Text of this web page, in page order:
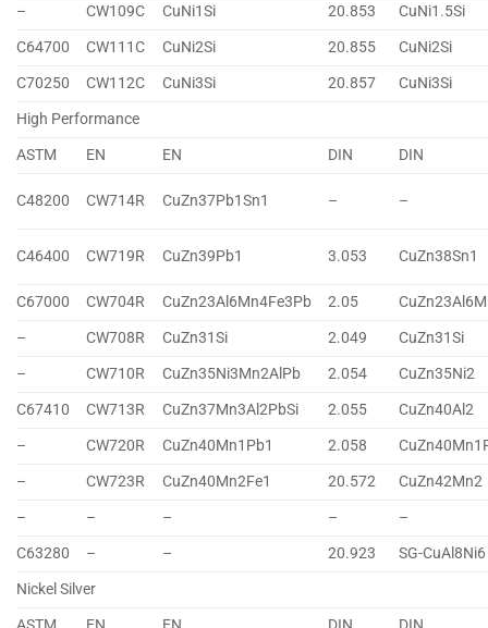
–
CW109C CuNi1Si 20.853
CuNi1.5Si
C64700
CW111C CuNi2Si 20.855
CuNi2Si
C70250
CW112C CuNi3Si 20.857
CuNi3Si
High Performance
ASTM
EN EN DIN DIN
C48200 CW714R CuZn37Pb1Sn1 – –
C46400 CW719R CuZn39Pb1 3.053 CuZn38Sn1
C67000 CW704R CuZn23Al6Mn4Fe3Pb 2.05
–
CW708R CuZn31Si 2.049
CuZn31Si
–
CW710R CuZn35Ni3Mn2AlPb 2.054
CuZn35Ni2
C67410
CW713R CuZn37Mn3Al2PbSi 2.055
CuZn40Al2
–
CW720R CuZn40Mn1Pb1 2.058
–
CW723R CuZn40Mn2Fe1 20.572
CuZn42Mn2
–
– – –
–
C63280
– – 20.923
SG-CuAl8Ni6
Nickel Silver